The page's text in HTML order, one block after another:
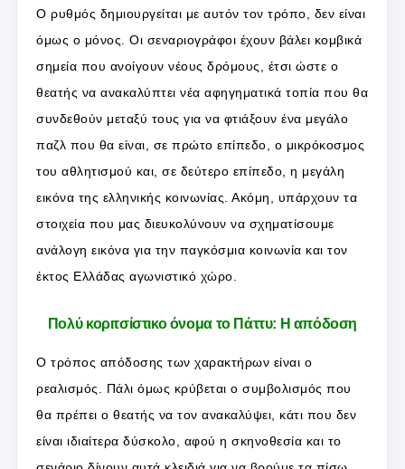
Ο ρυθμός δημιουργείται με αυτόν τον τρόπο, δεν είναι
όμως ο μόνος. Οι σεναριογράφοι έχουν βάλει κομβικά
σημεία που ανοίγουν νέους δρόμους, έτσι ώστε ο
θεατής να ανακαλύπτει νέα αφηγηματικά τοπία που θα
συνδεθούν μεταξύ τους για να φτιάξουν ένα μεγάλο
παζλ που θα είναι, σε πρώτο επίπεδο, ο μικρόκοσμος
του αθλητισμού και, σε δεύτερο επίπεδο, η μεγάλη
εικόνα της ελληνικής κοινωνίας. Ακόμη, υπάρχουν τα
στοιχεία που μας διευκολύνουν να σχηματίσουμε
ανάλογη εικόνα για την παγκόσμια κοινωνία και τον
έκτος Ελλάδας αγωνιστικό χώρο.
Πολύ κοριτσίστικο όνομα το Πάττυ: Η απόδοση
Ο τρόπος απόδοσης των χαρακτήρων είναι ο
ρεαλισμός. Πάλι όμως κρύβεται ο συμβολισμός που
θα πρέπει ο θεατής να τον ανακαλύψει, κάτι που δεν
είναι ιδιαίτερα δύσκολο, αφού η σκηνοθεσία και το